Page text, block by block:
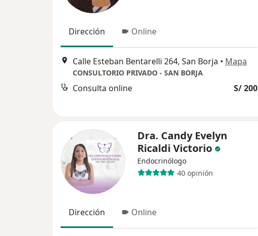
Dirección Online
Calle Esteban Bentarelli 264, San Borja • Mapa
CONSULTORIO PRIVADO - SAN BORJA
Consulta online S/ 200
Dra. Candy Evelyn
Ricaldi Victorio
Endocrinólogo
40 opinión
Dirección Online